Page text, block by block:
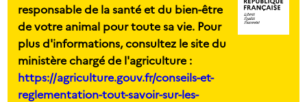
responsable de la santé et du bien-être
de votre animal pour toute sa vie. Pour
plus d'informations, consultez le site du
ministère chargé de l'agriculture :
https://agriculture.gouv.fr/conseils-et-
reglementation-tout-savoir-sur-les-